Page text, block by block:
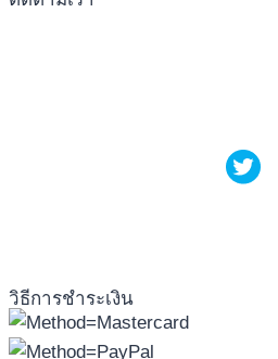
วิธีการชำระเงิน